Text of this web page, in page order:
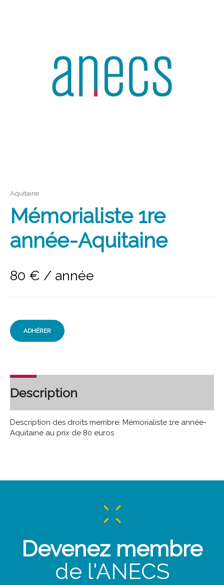
Aquitaine
Mémorialiste 1re
année-Aquitaine
80 € / année
ADHÉRER
Description
Description des droits membre: Mémorialiste 1re année-
Aquitaine au prix de 80 euros
Devenez membre
de l'ANECS